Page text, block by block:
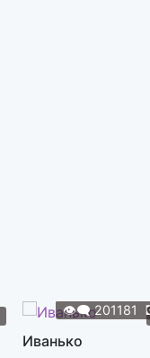
👁️‍🗨️201181
Иванько